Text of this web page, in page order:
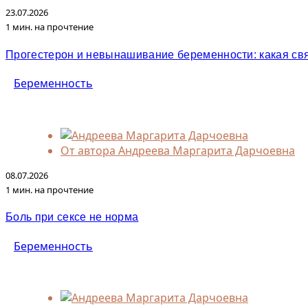
23.07.2026
1 мин. на прочтение
Прогестерон и невынашивание беременности: какая
Беременность
От автора Андреева Маргарита Дарчоевна
08.07.2026
1 мин. на прочтение
Боль при сексе не норма
Беременность